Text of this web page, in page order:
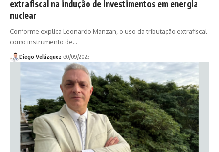
extrafiscal na indução de investimentos em energia
nuclear
Conforme explica Leonardo Manzan, o uso da tributação extrafiscal
como instrumento de…
Diego Velázquez 30/09/2025